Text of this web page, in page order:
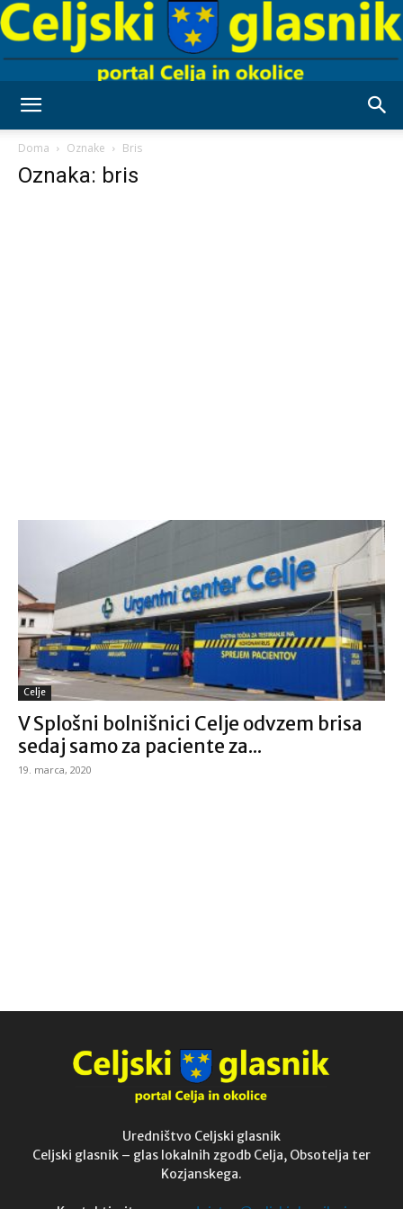
Doma Oznake Bris
Oznaka: bris
Celje
V Splošni bolnišnici Celje odvzem brisa
sedaj samo za paciente za...
19. marca, 2020
Uredništvo Celjski glasnik
Celjski glasnik – glas lokalnih zgodb Celja, Obsotelja ter
Kozjanskega.